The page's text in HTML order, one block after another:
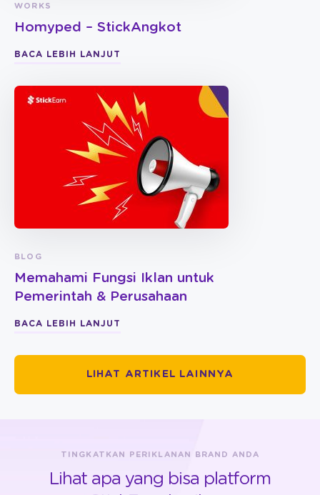
WORKS
Homyped – StickAngkot
BACA LEBIH LANJUT
BLOG
Memahami Fungsi Iklan untuk
Pemerintah & Perusahaan
BACA LEBIH LANJUT
LIHAT ARTIKEL LAINNYA
TINGKATKAN PERIKLANAN BRAND ANDA
Lihat apa yang bisa platform